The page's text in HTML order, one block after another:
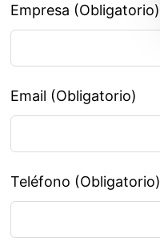
Empresa (Obligatorio)
Email (Obligatorio)
Teléfono (Obligatorio)